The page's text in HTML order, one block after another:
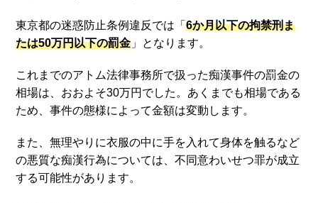
東京都の迷惑防止条例違反では「6か月以下の拘禁刑ま
たは50万円以下の罰金 」となります。
これまでのアトム法律事務所で扱った痴漢事件の罰金の
相場は、おおよそ30万円でした。あくまでも相場である
ため、事件の態様によって金額は変動します。
また、無理やりに衣服の中に手を入れて身体を触るなど
の悪質な痴漢行為については、不同意わいせつ罪が成立
する可能性があります。